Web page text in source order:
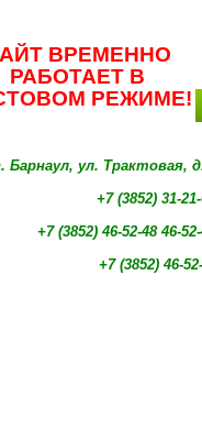
ВРЕМЕННО
РАБОТАЕТ В
РЕЖИМЕ!
Барнаул, ул. Трактовая,
+7 (3852) 31-
+7 (3852) 46-52-48 46-
+7 (3852) 46-